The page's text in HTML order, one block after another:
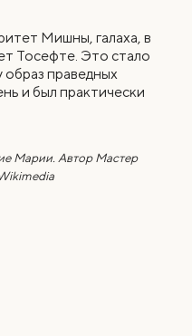
Мишны, галаха, в
Тосефте. Это стало
праведных
и был практически
Марии. Автор Мастер